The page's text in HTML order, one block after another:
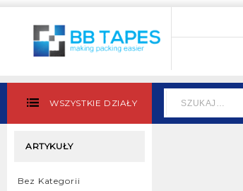
WSZYSTKIE DZIAŁY
ARTYKUŁY
Bez Kategorii